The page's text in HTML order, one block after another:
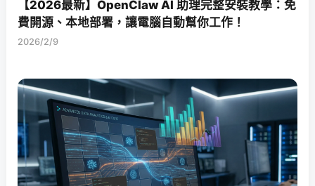
【2026最新】OpenClaw AI 助理完整安裝教學：免
費開源、本地部署，讓電腦自動幫你工作！
2026/2/9